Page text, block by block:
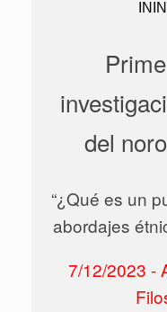
del
“¿Qué es un
abordajes
7/12/2023 -